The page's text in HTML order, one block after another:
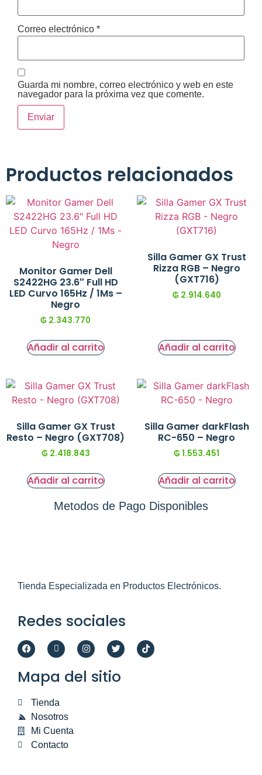
Correo electrónico *
Guarda mi nombre, correo electrónico y web en este
navegador para la próxima vez que comente.
Productos relacionados
Monitor Gamer Dell
S2422HG 23.6″ Full HD
LED Curvo 165Hz / 1Ms –
Negro
₲ 2.343.770
Añadir al carrito
Silla Gamer GX Trust
Rizza RGB – Negro
(GXT716)
₲ 2.914.640
Añadir al carrito
Silla Gamer GX Trust
Resto – Negro (GXT708)
₲ 2.418.843
Añadir al carrito
Silla Gamer darkFlash
RC-650 – Negro
₲ 1.553.451
Añadir al carrito
Metodos de Pago Disponibles
Tienda Especializada en Productos Electrónicos.
Redes sociales
Mapa del sitio
Tienda
Nosotros
Mi Cuenta
Contacto